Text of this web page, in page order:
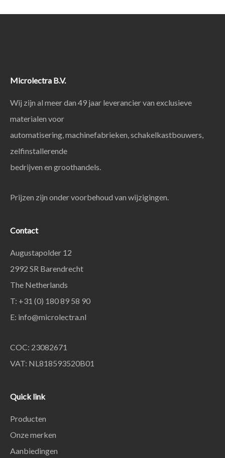
Microlectra B.V.
Wij zijn al meer dan 49 jaar leverancier van exclusieve
materialen voor
automatisering, machinefabrieken, schakelkastbouwers,
zelfinstallerende
bedrijven en groothandels.
Prijzen zijn onder voorbehoud van wijzigingen.
Contact
Augustapolder 12
2992 SR Barendrecht
The Netherlands
T: +31 (0) 180 89 58 90
E: info@microlectra.nl
COC: 23082671
VAT: NL818593520B01
Quick link
Producten
Onze merken
Aanbiedingen